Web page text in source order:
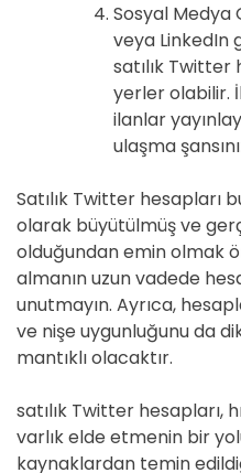
Sosyal Medya
veya LinkedIn
satılık Twitter
yerler olabilir.
ilanlar
ulaşma
Satılık Twitter hesapları
olarak büyütülmüş ve
olduğundan emin olmak
almanın uzun vadede
unutmayın. Ayrıca,
ve nişe uygunluğunu da
mantıklı olacaktır.
satılık Twitter hesapları,
varlık elde etmenin bir
kaynaklardan temin